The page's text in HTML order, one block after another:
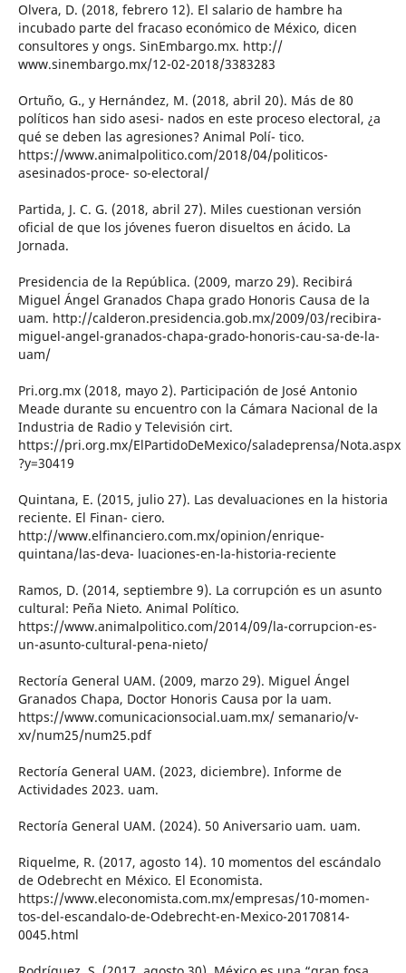
Olvera, D. (2018, febrero 12). El salario de hambre ha
incubado parte del fracaso económico de México, dicen
consultores y ongs. SinEmbargo.mx. http://
www.sinembargo.mx/12-02-2018/3383283
Ortuño, G., y Hernández, M. (2018, abril 20). Más de 80
políticos han sido asesi- nados en este proceso electoral, ¿a
qué se deben las agresiones? Animal Polí- tico.
https://www.animalpolitico.com/2018/04/politicos-
asesinados-proce- so-electoral/
Partida, J. C. G. (2018, abril 27). Miles cuestionan versión
oficial de que los jóvenes fueron disueltos en ácido. La
Jornada.
Presidencia de la República. (2009, marzo 29). Recibirá
Miguel Ángel Granados Chapa grado Honoris Causa de la
uam. http://calderon.presidencia.gob.mx/2009/03/recibira-
miguel-angel-granados-chapa-grado-honoris-cau-sa-de-la-
uam/
Pri.org.mx (2018, mayo 2). Participación de José Antonio
Meade durante su encuentro con la Cámara Nacional de la
Industria de Radio y Televisión cirt.
https://pri.org.mx/ElPartidoDeMexico/saladeprensa/Nota.aspx
?y=30419
Quintana, E. (2015, julio 27). Las devaluaciones en la historia
reciente. El Finan- ciero.
http://www.elfinanciero.com.mx/opinion/enrique-
quintana/las-deva- luaciones-en-la-historia-reciente
Ramos, D. (2014, septiembre 9). La corrupción es un asunto
cultural: Peña Nieto. Animal Político.
https://www.animalpolitico.com/2014/09/la-corrupcion-es-
un-asunto-cultural-pena-nieto/
Rectoría General UAM. (2009, marzo 29). Miguel Ángel
Granados Chapa, Doctor Honoris Causa por la uam.
https://www.comunicacionsocial.uam.mx/ semanario/v-
xv/num25/num25.pdf
Rectoría General UAM. (2023, diciembre). Informe de
Actividades 2023. uam.
Rectoría General UAM. (2024). 50 Aniversario uam. uam.
Riquelme, R. (2017, agosto 14). 10 momentos del escándalo
de Odebrecht en México. El Economista.
https://www.eleconomista.com.mx/empresas/10-momen-
tos-del-escandalo-de-Odebrecht-en-Mexico-20170814-
0045.html